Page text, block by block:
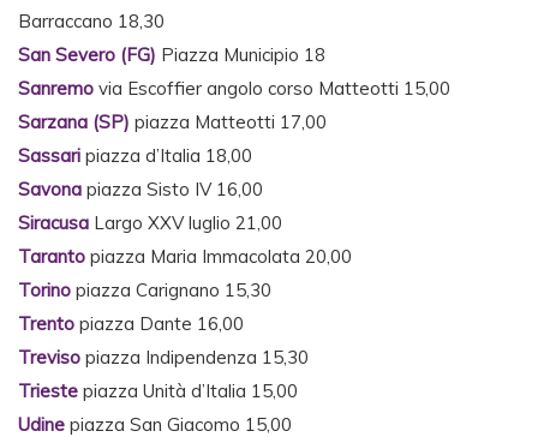
Barraccano 18,30
San Severo (FG) Piazza Municipio 18
Sanremo via Escoffier angolo corso Matteotti 15,00
Sarzana (SP) piazza Matteotti 17,00
Sassari piazza d’Italia 18,00
Savona piazza Sisto IV 16,00
Siracusa Largo XXV luglio 21,00
Taranto piazza Maria Immacolata 20,00
Torino piazza Carignano 15,30
Trento piazza Dante 16,00
Treviso piazza Indipendenza 15,30
Trieste piazza Unità d’Italia 15,00
Udine piazza San Giacomo 15,00